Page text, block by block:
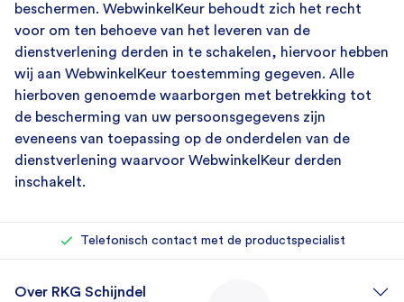
beschermen. WebwinkelKeur behoudt zich het recht
voor om ten behoeve van het leveren van de
dienstverlening derden in te schakelen, hiervoor hebben
wij aan WebwinkelKeur toestemming gegeven. Alle
hierboven genoemde waarborgen met betrekking tot
de bescherming van uw persoonsgegevens zijn
eveneens van toepassing op de onderdelen van de
dienstverlening waarvoor WebwinkelKeur derden
inschakelt.
Eigen reparatieafdeling (500+ reparaties per jaar)
Telefonisch contact met de productspecialist
Over RKG Schijndel